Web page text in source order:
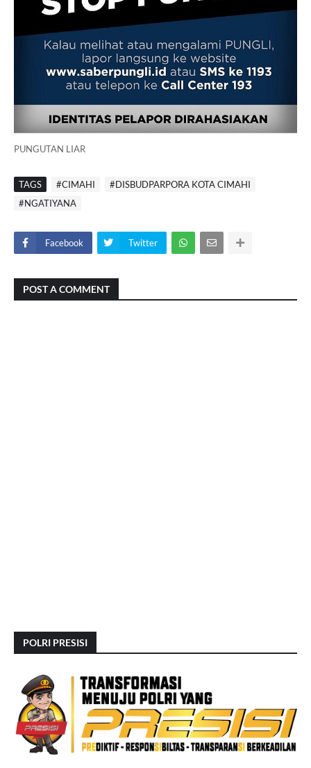
PUNGUTAN LIAR
TAGS #CIMAHI
#DISBUDPARPORA KOTA CIMAHI
#NGATIYANA
Facebook Twitter
POST A COMMENT
POLRI PRESISI